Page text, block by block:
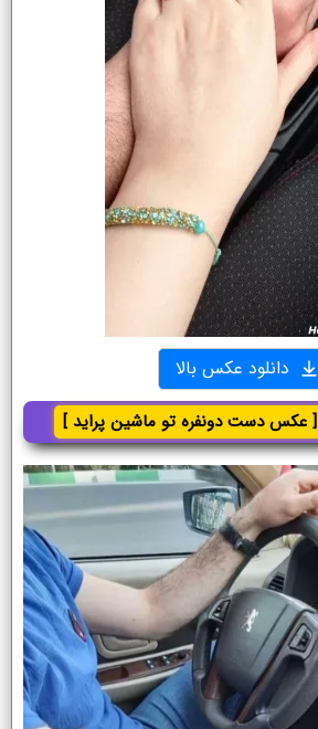
دانلود عکس بالا
[ عکس دست دونفره تو ماشین پراید ]